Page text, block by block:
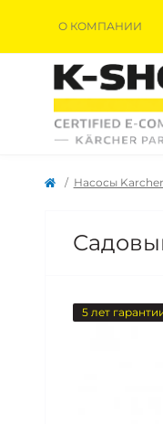
О КОМПАНИИ
Насосы Karcher
5 лет